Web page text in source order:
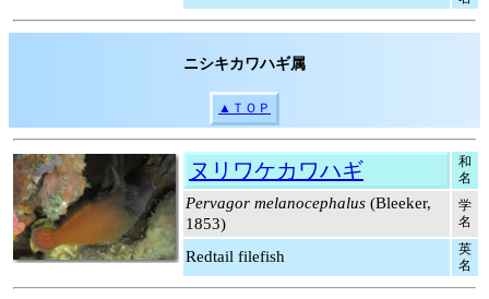
ニシキカワハギ属
▲ＴＯＰ
ヌリワケカワハギ
和
名
Pervagor melanocephalus (Bleeker,
1853)
学
名
Redtail filefish
英
名